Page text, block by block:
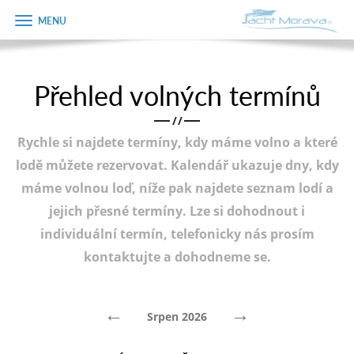
Úvodní strana
Plán plavby
Tipy na výlet
Fotogalerie
Zobrazit
menu
Přehled volných termínů
/ /
Rychle si najdete termíny, kdy máme volno a které
lodě můžete rezervovat. Kalendář ukazuje dny, kdy
máme volnou loď, níže pak najdete seznam lodí a
jejich přesné termíny. Lze si dohodnout i
individuální termín, telefonicky nás prosím
kontaktujte a dohodneme se.
← Srpen 2026 →
Objednávka
dárkového
Jméno
Telefon
E-mail